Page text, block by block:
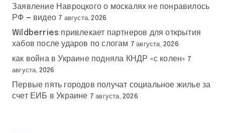
Заявление Навроцкого о москалях не понравилось
РФ — видео 7 августа, 2026
Wildberries привлекает партнеров для открытия
хабов после ударов по слогам 7 августа, 2026
как война в Украине подняла КНДР «с колен» 7
августа, 2026
Первые пять городов получат социальное жилье за
счет ЕИБ в Украине 7 августа, 2026